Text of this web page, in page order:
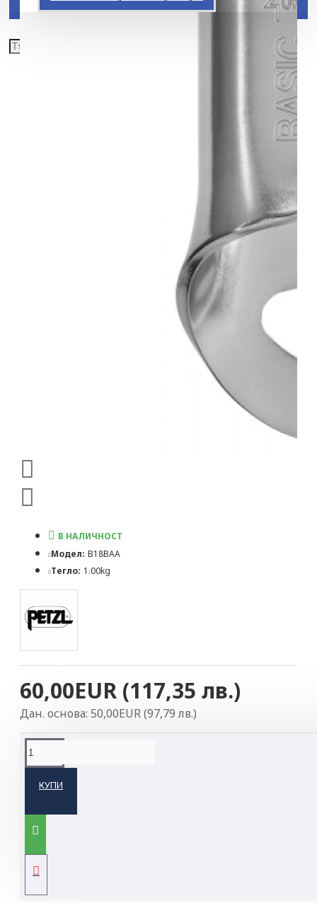
60,00EUR (117,35 лв.)
Дан. основа: 50,00EUR (97,79 лв.)
В НАЛИЧНОСТ
Модел: B18BAA
Тегло: 1.00kg
КУПИ
ОПИСАНИЕ НА ПРОДУКТА
изключително удобен за хващане с ръка. Широк долен отвор позволява
Характеристика